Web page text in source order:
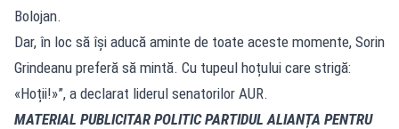
Bolojan.
Dar, în loc să își aducă aminte de toate aceste momente, Sorin
Grindeanu preferă să mintă. Cu tupeul hoțului care strigă:
«Hoții!»”, a declarat liderul senatorilor AUR.
MATERIAL PUBLICITAR POLITIC PARTIDUL ALIANȚA PENTRU